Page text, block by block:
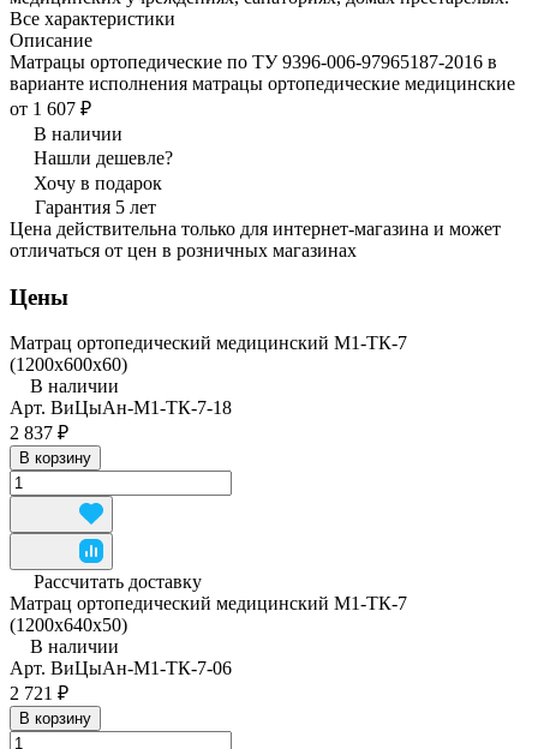
Все характеристики
Описание
Матрацы ортопедические по ТУ 9396-006-97965187-2016 в
варианте исполнения матрацы ортопедические медицинские
от 1 607 ₽
В наличии
Нашли дешевле?
Хочу в подарок
Гарантия 5 лет
Цена действительна только для интернет-магазина и может
отличаться от цен в розничных магазинах
Цены
Матрац ортопедический медицинский М1-ТК-7
(1200x600x60)
В наличии
Арт. ВиЦыАн-М1-ТК-7-18
2 837 ₽
В корзину
Рассчитать доставку
Матрац ортопедический медицинский М1-ТК-7
(1200x640x50)
В наличии
Арт. ВиЦыАн-М1-ТК-7-06
2 721 ₽
В корзину